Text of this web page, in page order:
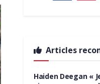
Articles
Haiden Deegan «